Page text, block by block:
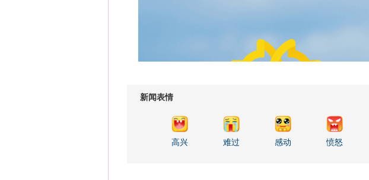
新闻表情
高兴 难过 感动 愤怒